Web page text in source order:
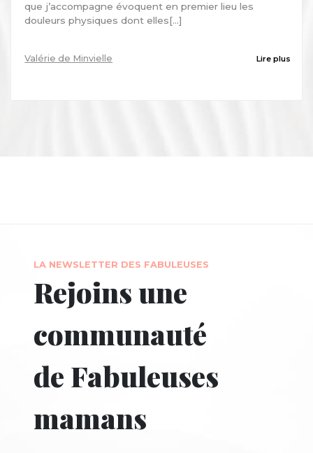
que j’accompagne évoquent en premier lieu les
douleurs physiques dont elles[...]
Valérie de Minvielle Lire plus
LA NEWSLETTER DES FABULEUSES
Rejoins une
communauté
de Fabuleuses
mamans